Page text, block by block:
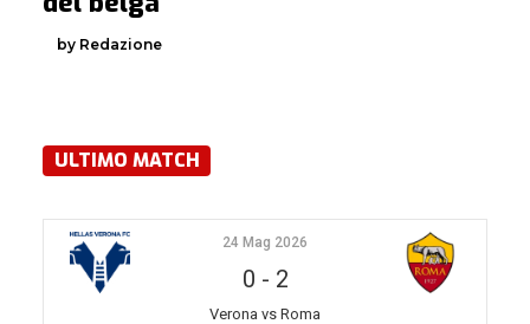
by Redazione
ULTIMO MATCH
24 Mag 2026
0 - 2
Verona vs Roma